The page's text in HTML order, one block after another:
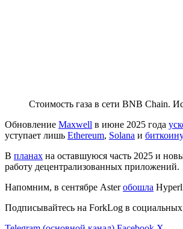
Стоимость газа в сети BNB Chain.
Обновление Maxwell в июне 2025 года
уступает лишь Ethereum, Solana и
В планах на оставшуюся часть 2025 и
работу децентрализованных приложений.
Напомним, в сентябре Asterобошла
Подписывайтесь на ForkLog в социальных